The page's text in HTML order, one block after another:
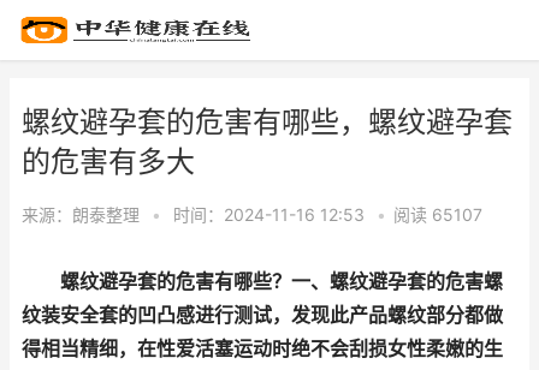
螺纹避孕套的危害有哪些，螺纹避孕套
的危害有多大
来源： 朗泰整理 • 时间：2024-11-16 12:53 • 阅读 65107
螺纹避孕套的危害有哪些？一、螺纹避孕套的危害螺
纹装安全套的凹凸感进行测试，发现此产品螺纹部分都做
得相当精细，在性爱活塞运动时绝不会刮损女性柔嫩的生